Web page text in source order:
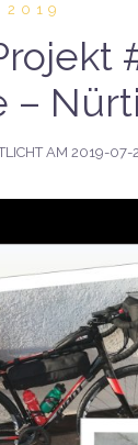
2019
–
AM2019-07-